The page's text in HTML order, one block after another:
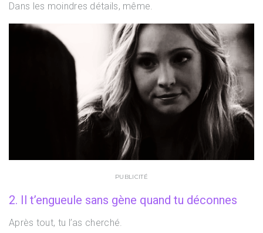
Dans les moindres détails, même.
PUBLICITÉ
2. Il t’engueule sans gène quand tu déconnes
Après tout, tu l’as cherché.